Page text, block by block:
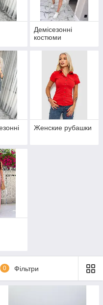
Демісезонні
костюми
Женские рубашки
0 Фільтри